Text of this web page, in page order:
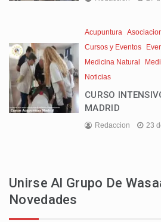
Acupuntura
Cursos y Eventos
Medicina Natural
Noticias
CURSO
MADRID
Redaccion 23
Unirse Al Grupo De
Novedades